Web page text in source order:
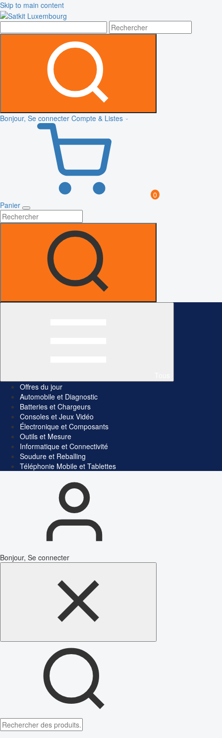
Skip to main content
Bonjour, Se connecter Compte & Listes
0
Panier
Offres du jour
Automobile et Diagnostic
Batteries et Chargeurs
Consoles et Jeux Vidéo
Électronique et Composants
Outils et Mesure
Informatique et Connectivité
Soudure et Reballing
Téléphonie Mobile et Tablettes
Bonjour, Se connecter